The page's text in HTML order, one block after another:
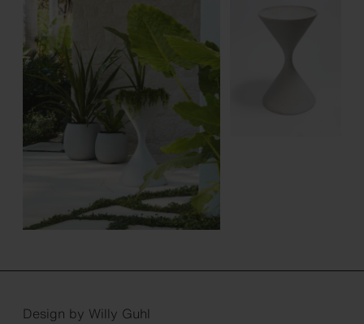
Design by Willy Guhl